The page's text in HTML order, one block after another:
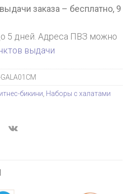
заказа – бесплатно, 9
5 дней. Адреса ПВЗ можно
выдачи
бикини Наборы с халатами